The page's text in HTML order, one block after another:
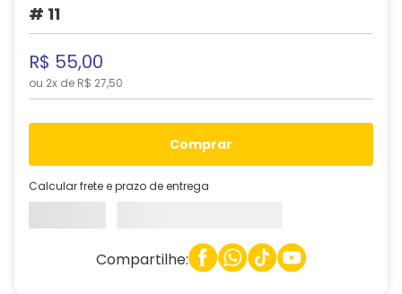
# 11
R$ 55,00
ou 2x de R$ 27,50
comprar
Calcular frete e prazo de entrega
Compartilhe: